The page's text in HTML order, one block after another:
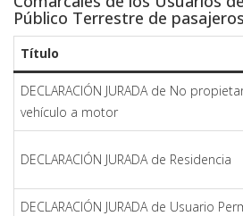
Público Terrestre de
Título
DECLARACIÓN JURADA de No
vehículo a motor
DECLARACIÓN JURADA de Residencia
DECLARACIÓN JURADA de Usuario